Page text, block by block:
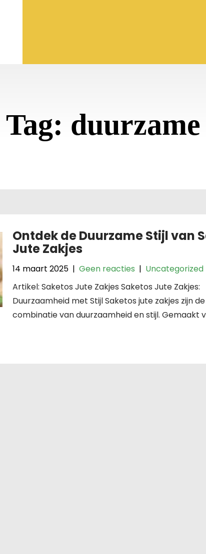
Tag:
Ontdek de Duurzame Stijl van
Jute Zakjes
14 maart 2025 |Geen reacties | Uncategorized
Artikel: Saketos Jute Zakjes Saketos Jute Zakjes:
Duurzaamheid met Stijl Saketos jute zakjes zijn
combinatie van duurzaamheid en stijl. Gemaakt